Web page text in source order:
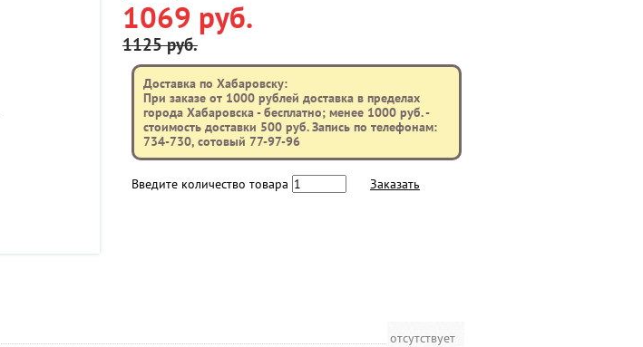
1069 руб.
1125 руб.
Доставка по Хабаровску:
При заказе от 1000 рублей доставка в пределах
города Хабаровска - бесплатно; менее 1000 руб. -
стоимость доставки 500 руб. Запись по телефонам:
734-730, сотовый 77-97-96
Введите количество товара Заказать
отсутствует